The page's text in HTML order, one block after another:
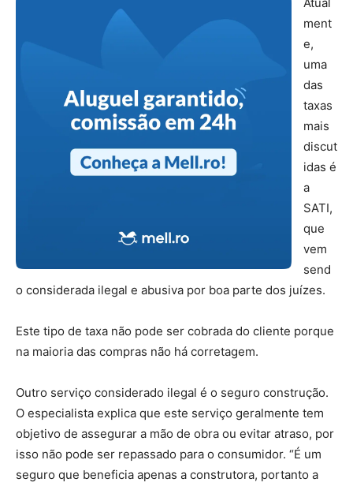
ment
e,
uma
das
taxas
mais
discut
idas é
a
SATI,
que
vem
send
o considerada ilegal e abusiva por boa parte dos juízes.
Este tipo de taxa não pode ser cobrada do cliente porque
na maioria das compras não há corretagem.
Outro serviço considerado ilegal é o seguro construção.
O especialista explica que este serviço geralmente tem
objetivo de assegurar a mão de obra ou evitar atraso, por
isso não pode ser repassado para o consumidor. “É um
seguro que beneficia apenas a construtora, portanto a